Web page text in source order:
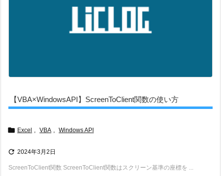
【VBA×WindowsAPI】ScreenToClient関数の使い方
 Excel , VBA , Windows API
 2024年3月2日
ScreenToClient関数 ScreenToClient関数はスクリーン基準の座標を ...